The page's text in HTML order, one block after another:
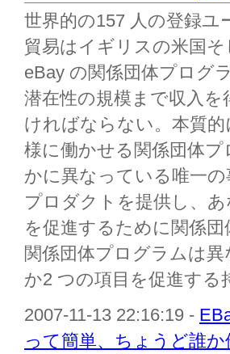
世界的の157 人の登録ユ
貿易はイギリスの米国
eBay の関係団体プログ
潜在性の規模まで収入
ければならない。本質
様に働かせる関係団体
かに異なっている唯一
プロダクトを提供し、
を促進するために関係
関係団体プログラムは
か2 つの項目を促進す
2007-11-13 22:16:19 -
って簡単、ちょうど誰